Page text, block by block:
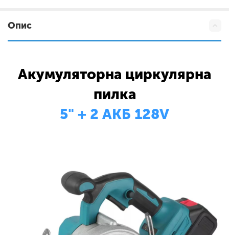
Опис
Акумуляторна циркулярна
пилка
5" + 2 АКБ 128V